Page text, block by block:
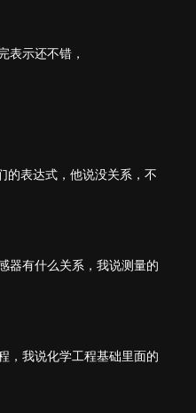
表示还不错，
的表达式，他说没关系，不
器有什么关系，我说测量的
，我说化学工程基础里面的